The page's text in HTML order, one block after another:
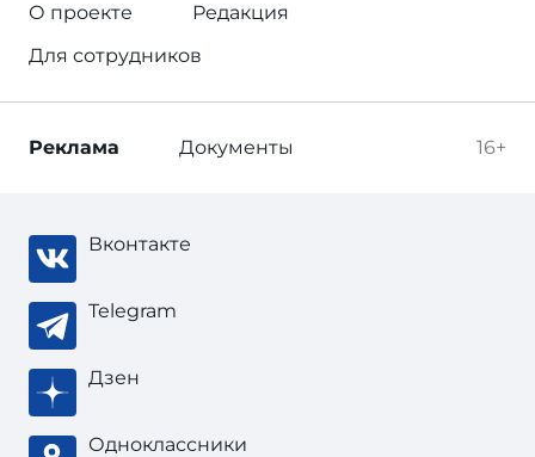
О проекте
Редакция
Для сотрудников
16+
Реклама Документы
Вконтакте
Telegram
Дзен
Одноклассники